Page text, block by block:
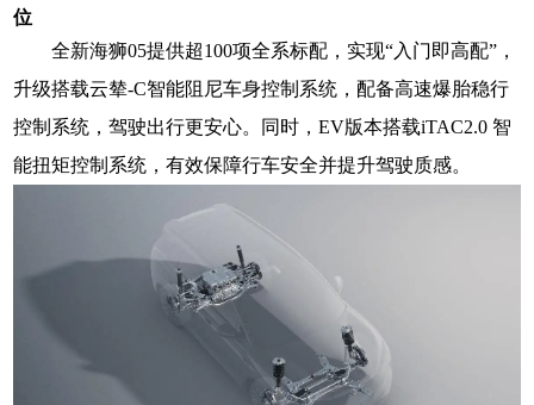
位
全新海狮05提供超100项全系标配，实现“入门即高配”，
升级搭载云辇-C智能阻尼车身控制系统，配备高速爆胎稳行
控制系统，驾驶出行更安心。同时，EV版本搭载iTAC2.0 智
能扭矩控制系统，有效保障行车安全并提升驾驶质感。